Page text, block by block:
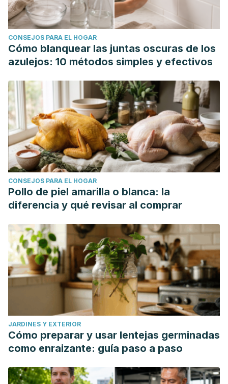
CONSEJOS PARA EL HOGAR
Cómo blanquear las juntas oscuras de los
azulejos: 10 métodos simples y efectivos
CONSEJOS PARA EL HOGAR
Pollo de piel amarilla o blanca: la
diferencia y qué revisar al comprar
JARDINES Y EXTERIOR
Cómo preparar y usar lentejas germinadas
como enraizante: guía paso a paso